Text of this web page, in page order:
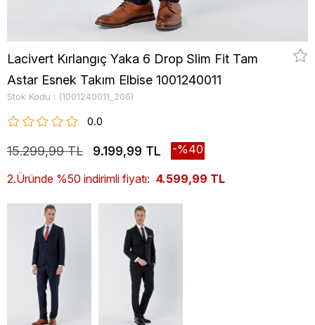
Lacivert Kırlangıç Yaka 6 Drop Slim Fit Tam
Astar Esnek Takım Elbise 1001240011
Stok Kodu (1001240011_206)
0.0
15.299,99 TL 9.199,99 TL 40
2.Üründe %50 indirimli fiyatı: 4.599,99 TL